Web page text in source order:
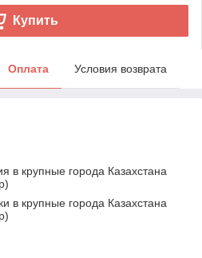
Купить
Оплата Условия возврата
в крупные города Казахстана
в крупные города Казахстана